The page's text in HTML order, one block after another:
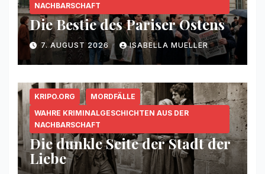
NACHBARSCHAFT
Die Bestie des Pariser Ostens
7. AUGUST 2026 ISABELLA MUELLER
KRIPO.ORG
MORDFÄLLE
WAHRE KRIMINALGESCHICHTEN AUS DER
NACHBARSCHAFT
Die dunkle Seite der Stadt der
Liebe